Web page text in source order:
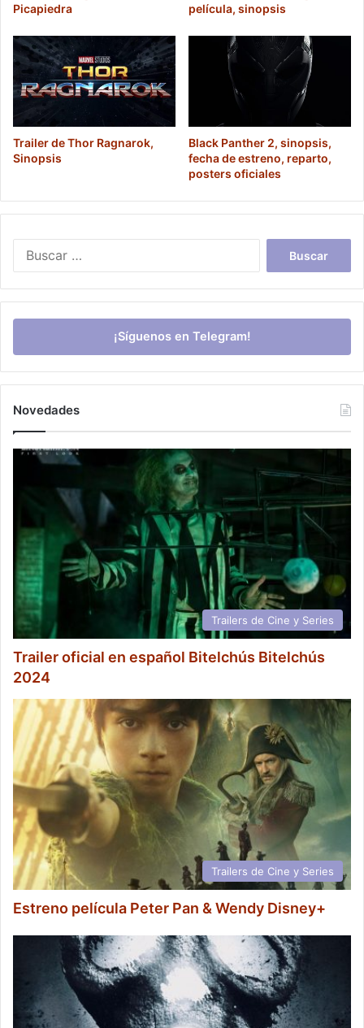
Picapiedra
película, sinopsis
Trailer de Thor Ragnarok,
Sinopsis
Black Panther 2, sinopsis,
fecha de estreno, reparto,
posters oficiales
¡Síguenos en Telegram!
Novedades
Trailers de Cine y Series
Trailer oficial en español Bitelchús Bitelchús
2024
Trailers de Cine y Series
Estreno película Peter Pan & Wendy Disney+